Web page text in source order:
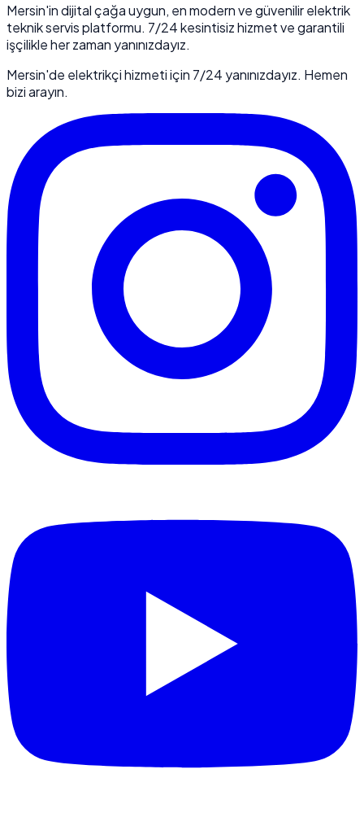
Mersin'in dijital çağa uygun, en modern ve güvenilir elektrik
teknik servis platformu. 7/24 kesintisiz hizmet ve garantili
işçilikle her zaman yanınızdayız.
Mersin'de elektrikçi hizmeti için 7/24 yanınızdayız. Hemen
bizi arayın.